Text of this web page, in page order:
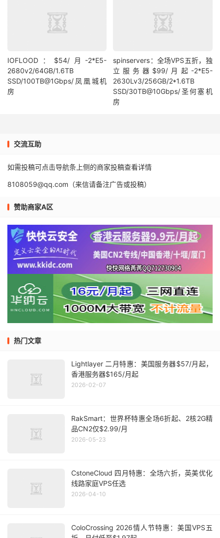
IOFLOOD：$54/月-2*E5-
2680v2/64GB/1.6TB
SSD/100TB@1Gbps/凤凰城机
房
spinservers：全场VPS五折，独
立服务器$99/月起-2*E5-
2630Lv3/256GB/2*1.6TB
SSD/30TB@10Gbps/圣何塞机
房
交流互助
如需投稿可点击导航条上侧的商家投稿查看详情
8108059@qq.com（来信请备注广告或投稿）
赞助商家A区
热门文章
Lightlayer 二月特惠：美国服务器$57/月起，
香港服务器$165/月起
2026-02-07
RakSmart：世界杯特惠全场6折起、2核2G精
品CN2仅$2.99/月
2026-05-23
CstoneCloud 四月特惠：全场六折，英美优化
线路家庭VPS任选
2026-04-10
ColoCrossing 2026情人节特惠：美国VPS五